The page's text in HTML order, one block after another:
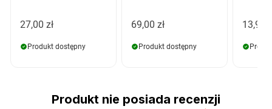
27,00 zł
Produkt dostępny
69,00 zł
Produkt dostępny
13,99
Produkt nie posiada recenzji